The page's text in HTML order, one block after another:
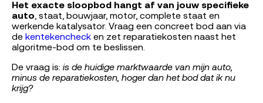
Het exacte sloopbod hangt af van jouw specifieke
auto, staat, bouwjaar, motor, complete staat en
werkende katalysator. Vraag een concreet bod aan via
de kentekencheck en zet reparatiekosten naast het
algoritme-bod om te beslissen.
De vraag is: is de huidige marktwaarde van mijn auto,
minus de reparatiekosten, hoger dan het bod dat ik nu
krijg?